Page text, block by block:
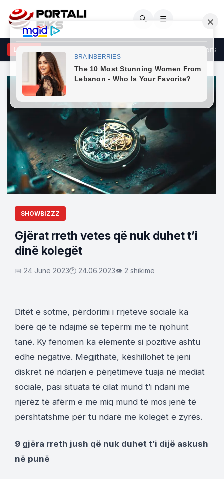
🔍 ☰
LAJME– Rron Gjinovci ‘shpërthen’ ndaj opozitës, kritika të forta
SHOWBIZZZ
Gjërat rreth vetes që nuk duhet t’i
dinë kolegët
📅 24 June 2023🕐 24.06.2023👁 2 shikime
Ditët e sotme, përdorimi i rrjeteve sociale ka
bërë që të ndajmë së tepërmi me të njohurit
tanë. Ky fenomen ka elemente si pozitive ashtu
edhe negative. Megjithatë, këshillohet të jeni
diskret në ndarjen e përjetimeve tuaja në mediat
sociale, pasi situata të cilat mund t’i ndani me
njerëz të afërm e me miq mund të mos jenë të
përshtatshme për tu ndarë me kolegët e zyrës.
9 gjëra rreth jush që nuk duhet t’i dijë askush
në punë